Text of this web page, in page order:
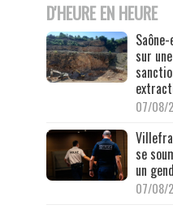
D'HEURE EN HEURE
sur
07/08/
se
un
07/08/